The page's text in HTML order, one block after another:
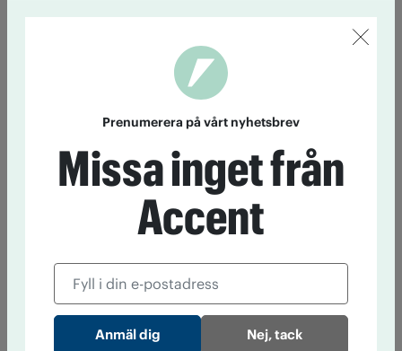
Lista: Expertens alkoholfria favoriter
Alexandra Holm med sig av sin nyktra livsstil. Här är hennes
bästa tips på alkoholfri dryck till semestern.
Så tycker partierna om
23 juni 14:20 Lagstiftningen har inte hängt med.
Alkoholreklam i sociala medier är svår att komma åt. En
majoritet vill skärpa lagen, visar tankesmedjan Nocturums
Prenumerera på vårt nyhetsbrev
Missa inget från
Accent
Nej, tack